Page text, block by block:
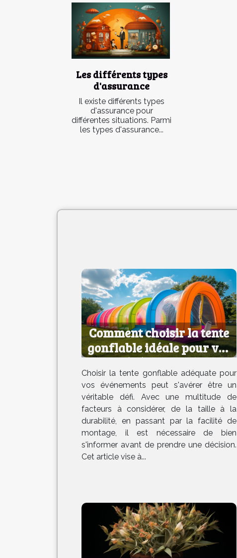
Les différents types
d'assurance
Il existe différents types
d'assurance pour
différentes situations. Parmi
les types d'assurance...
Comment choisir la tente
gonflable idéale pour vos
événements
Choisir la tente gonflable adéquate pour
vos événements peut s'avérer être un
véritable défi. Avec une multitude de
facteurs à considérer, de la taille à la
durabilité, en passant par la facilité de
montage, il est nécessaire de bien
s'informer avant de prendre une décision.
Cet article vise à...